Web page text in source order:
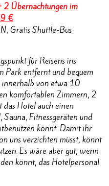
2 Übernachtungen im
€
Gratis Shuttle-Bus
für Reisens ins
Park entfernt und bequem
innerhalb von etwa 10
komfortablen Zimmern, 2
Hotel auch einen
Fitnessgeräten und
könnt. Damit ihr
uns verzichten müsst, könnt
Es wäre aber gut, wenn
könnt, das Hotelpersonal